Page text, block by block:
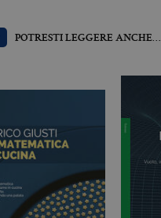
POTRESTI LEGGERE ANCHE…